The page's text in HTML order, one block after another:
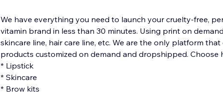
We have everything you need to launch your cruelty-free,
vitamin brand in less than 30 minutes. Using print on
skincare line, hair care line, etc. We are the only platform
products customized on demand and dropshipped. Choose
* Lipstick
* Skincare
* Brow kits